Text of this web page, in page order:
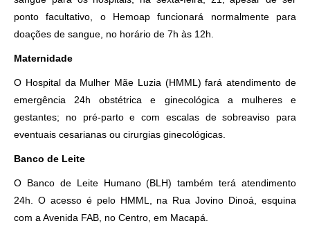
ponto facultativo, o Hemoap funcionará normalmente para
doações de sangue, no horário de 7h às 12h.
Maternidade
O Hospital da Mulher Mãe Luzia (HMML) fará atendimento de
emergência 24h obstétrica e ginecológica a mulheres e
gestantes; no pré-parto e com escalas de sobreaviso para
eventuais cesarianas ou cirurgias ginecológicas.
Banco de Leite
O Banco de Leite Humano (BLH) também terá atendimento
24h. O acesso é pelo HMML, na Rua Jovino Dinoá, esquina
com a Avenida FAB, no Centro, em Macapá.